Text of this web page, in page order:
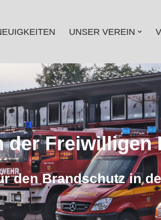
UNSER VEREIN
der Freiwilligen
den Brandschutz in